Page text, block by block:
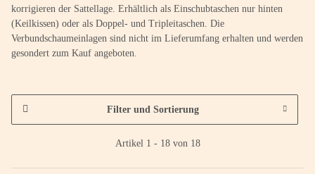
korrigieren der Sattellage. Erhältlich als Einschubtaschen nur hinten
(Keilkissen) oder als Doppel- und Tripleitaschen. Die
Verbundschaumeinlagen sind nicht im Lieferumfang erhalten und werden
gesondert zum Kauf angeboten.
Filter und Sortierung
Artikel 1 - 18 von 18